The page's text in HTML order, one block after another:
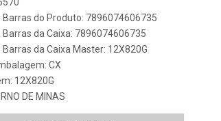
Barras do Produto: 7896074606735
Barras da Caixa: 7896074606735
Barras da Caixa Master: 12X820G
CX
12X820G
DE MINAS